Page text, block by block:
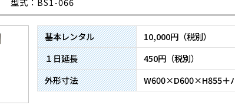
基本レンタル
10,000円（税別）
１日延長
450円（税別）
外形寸法
W600×D600×H855＋